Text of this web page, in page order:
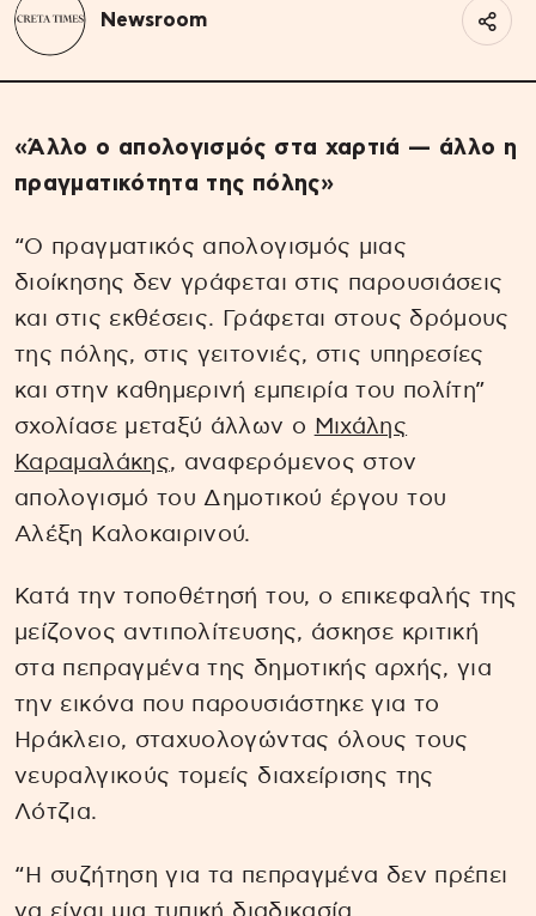
Newsroom
«Άλλο ο απολογισμός στα χαρτιά — άλλο η
πραγματικότητα της πόλης»
“Ο πραγματικός απολογισμός μιας
διοίκησης δεν γράφεται στις παρουσιάσεις
και στις εκθέσεις. Γράφεται στους δρόμους
της πόλης, στις γειτονιές, στις υπηρεσίες
και στην καθημερινή εμπειρία του πολίτη”
σχολίασε μεταξύ άλλων ο Μιχάλης
Καραμαλάκης, αναφερόμενος στον
απολογισμό του Δημοτικού έργου του
Αλέξη Καλοκαιρινού.
Κατά την τοποθέτησή του, ο επικεφαλής της
μείζονος αντιπολίτευσης, άσκησε κριτική
στα πεπραγμένα της δημοτικής αρχής, για
την εικόνα που παρουσιάστηκε για το
Ηράκλειο, σταχυολογώντας όλους τους
νευραλγικούς τομείς διαχείρισης της
Λότζια.
“Η συζήτηση για τα πεπραγμένα δεν πρέπει